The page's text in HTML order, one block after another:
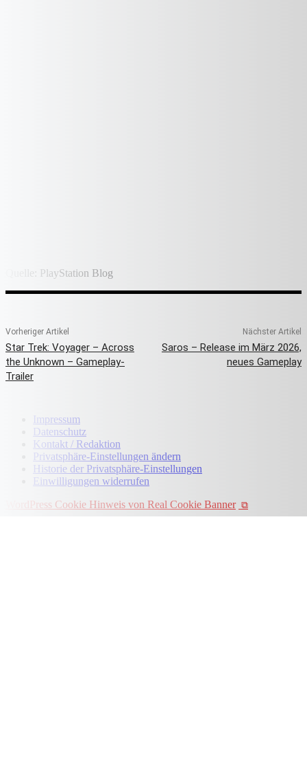
Quelle: PlayStation Blog
Vorheriger Artikel
Star Trek: Voyager – Across
the Unknown – Gameplay-
Trailer
Nächster Artikel
Saros – Release im März 2026,
neues Gameplay
Impressum
Datenschutz
Kontakt / Redaktion
Privatsphäre-Einstellungen ändern
Historie der Privatsphäre-Einstellungen
Einwilligungen widerrufen
WordPress Cookie Hinweis von Real Cookie Banner